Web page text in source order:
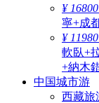
¥
寧+成
¥
軟臥+
+納木
中国城市游
西藏旅